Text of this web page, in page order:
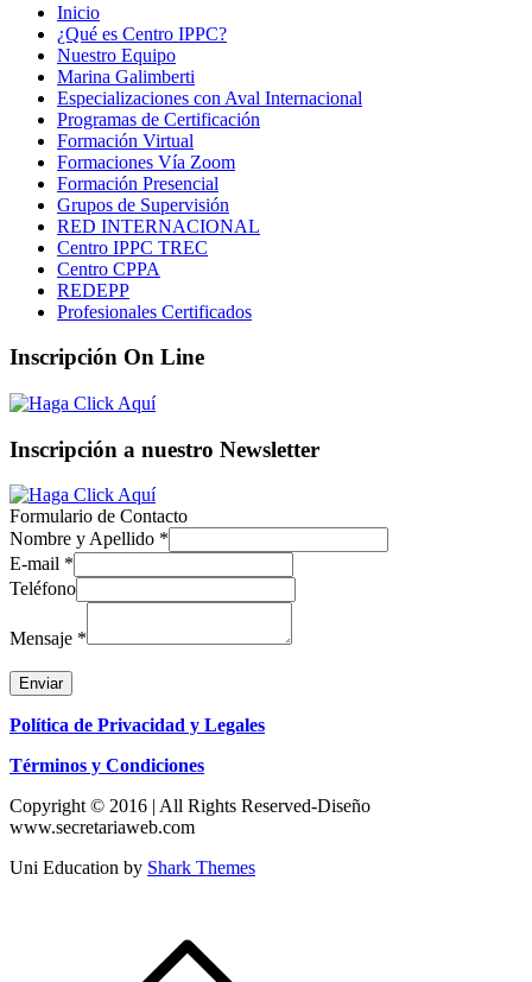
Inicio
¿Qué es Centro IPPC?
Nuestro Equipo
Marina Galimberti
Especializaciones con Aval Internacional
Programas de Certificación
Formación Virtual
Formaciones Vía Zoom
Formación Presencial
Grupos de Supervisión
RED INTERNACIONAL
Centro IPPC TREC
Centro CPPA
REDEPP
Profesionales Certificados
Inscripción On Line
Inscripción a nuestro Newsletter
Formulario de Contacto
Nombre y Apellido *
E-mail *
Teléfono
Mensaje *
Enviar
Política de Privacidad y Legales
Términos y Condiciones
Copyright © 2016 | All Rights Reserved-Diseño
www.secretariaweb.com
Uni Education by Shark Themes